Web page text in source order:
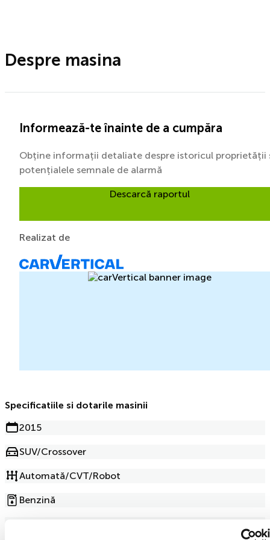
Despre masina
Informează-te înainte de a cumpăra
Obține informații detaliate despre istoricul proprietății
potențialele semnale de alarmă
Descarcă raportul
Realizat de
Specificatiile si dotarile masinii
2015
SUV/Crossover
Automată/CVT/Robot
Benzină